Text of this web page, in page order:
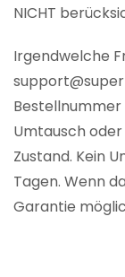
NICHT
Irgendwelche
Bestellnummer
Umtausch oder
Zustand. Kein
Tagen. Wenn
Garantie